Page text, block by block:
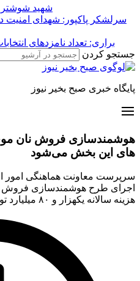
شهید
سرلشکر پاکپور: شهدای
براری: تعداد نامزدهای انتخابات
جستجو کردن
پایگاه خبری صبح بخیر نیوز
هوشمندسازی فروش نان
های این بخش می‌شود
سرپرست معاونت هماهنگی امور
اجرای طرح هوشمندسازی
هزینه سالانه یکهزار و ۸۰ میلیارد تومان یارانه آرد در استان می‌شود.